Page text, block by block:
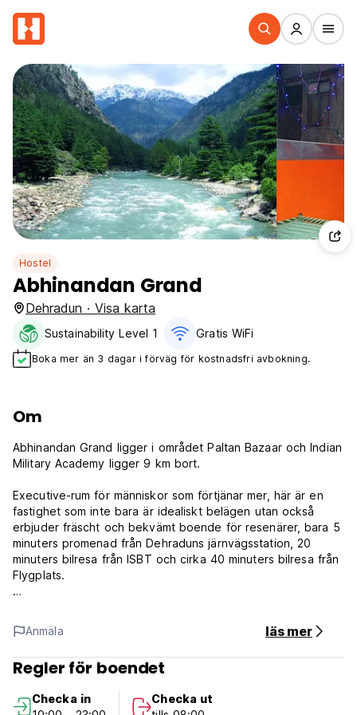
Hostel
Abhinandan Grand
Dehradun · Visa karta
Sustainability Level 1 Gratis WiFi
Boka mer än 3 dagar i förväg för kostnadsfri avbokning.
Om
Abhinandan Grand ligger i området Paltan Bazaar och Indian
Military Academy ligger 9 km bort.
Executive-rum för människor som förtjänar mer, här är en
fastighet som inte bara är idealiskt belägen utan också
erbjuder fräscht och bekvämt boende för resenärer, bara 5
minuters promenad från Dehraduns järnvägsstation, 20
minuters bilresa från ISBT och cirka 40 minuters bilresa från
Flygplats.
distriktsdomstolar, klocktorn, banker och ledande offentliga
skolor. Hotel Abhinandan Grand erbjuder eleganta rum för
att möta behoven hos den kräsna affärsresenären och
turisterna till överkomliga priser. Alla rum är elegant inredda
Anmäla läs mer
Regler för boendet
Checka in
Checka ut